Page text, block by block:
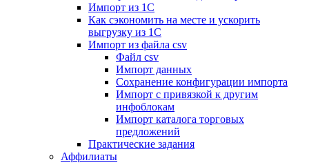
Импорт из 1С
Как сэкономить на месте и ускорить
выгрузку из 1С
Импорт из файла csv
Файл csv
Импорт данных
Сохранение конфигурации импорта
Импорт с привязкой к другим
инфоблокам
Импорт каталога торговых
предложений
Практические задания
Аффилиаты